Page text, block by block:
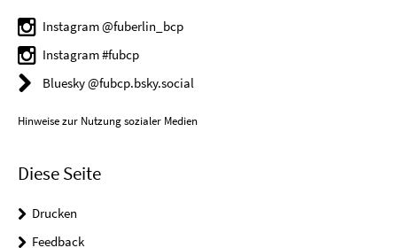
Instagram @fuberlin_bcp
Instagram #fubcp
Bluesky @fubcp.bsky.social
Hinweise zur Nutzung sozialer Medien
Diese Seite
Drucken
Feedback